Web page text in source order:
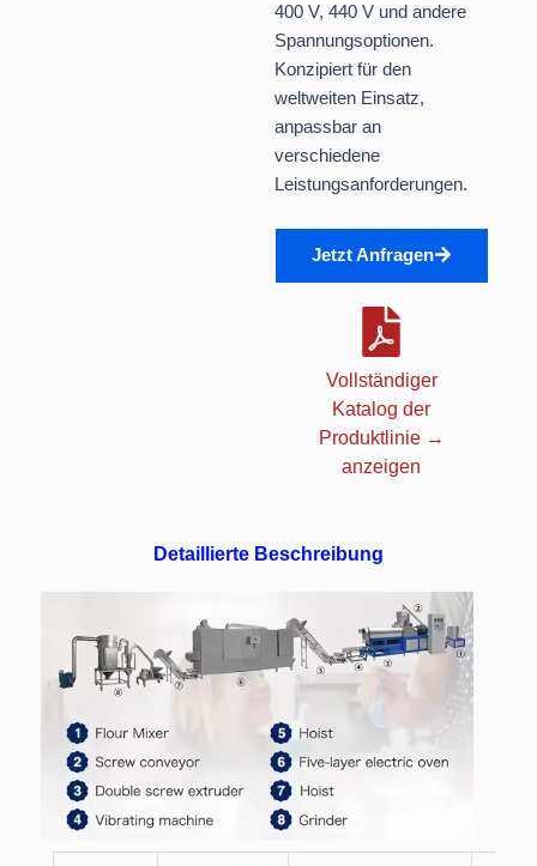
400 V, 440 V und andere
Spannungsoptionen.
Konzipiert für den
weltweiten Einsatz,
anpassbar an
verschiedene
Leistungsanforderungen.
Jetzt Anfragen
Vollständiger
Katalog der
Produktlinie →
anzeigen
Detaillierte Beschreibung